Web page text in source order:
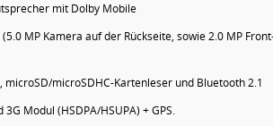
mit Dolby Mobile
MP Kamera auf der Rückseite, sowie 2.0 MP
microSD/microSDHC-Kartenleser und Bluetooth 2.1
Modul (HSDPA/HSUPA) + GPS.